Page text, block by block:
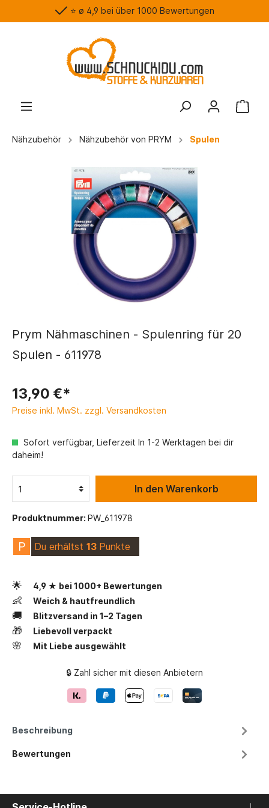
⭐️ ø 4,9 bei über 1000 Bewertungen
Nähzubehör Nähzubehör von PRYM Spulen
Prym Nähmaschinen - Spulenring für 20
Spulen - 611978
13,90 €*
Preise inkl. MwSt. zzgl. Versandkosten
Sofort verfügbar, Lieferzeit In 1-2 Werktagen bei dir
daheim!
In den Warenkorb
Produktnummer: PW_611978
P Du erhältst 13 Punkte
🌟 4,9 ★ bei 1000+ Bewertungen
👶 Weich & hautfreundlich
🚚 Blitzversand in 1–2 Tagen
🎁 Liebevoll verpackt
🌸 Mit Liebe ausgewählt
🔒 Zahl sicher mit diesen Anbietern
Beschreibung
Bewertungen